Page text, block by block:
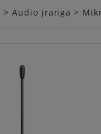
> Audio įranga >